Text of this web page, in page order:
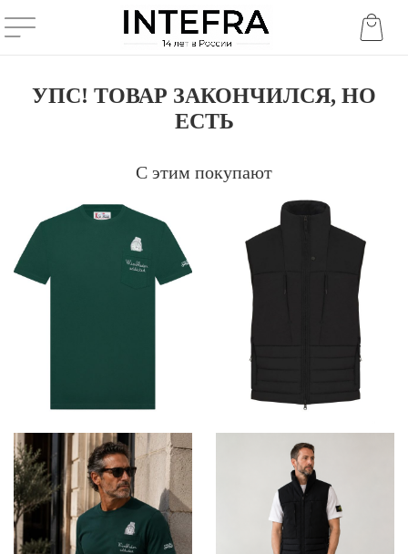
УПС! ТОВАР ЗАКОНЧИЛСЯ, НО
ЕСТЬ
С этим покупают